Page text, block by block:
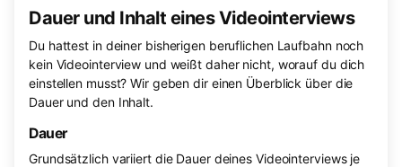
Dauer und Inhalt eines Videointerviews
Du hattest in deiner bisherigen beruflichen Laufbahn noch
kein Videointerview und weißt daher nicht, worauf du dich
einstellen musst? Wir geben dir einen Überblick über die
Dauer und den Inhalt.
Dauer
Grundsätzlich variiert die Dauer deines Videointerviews je